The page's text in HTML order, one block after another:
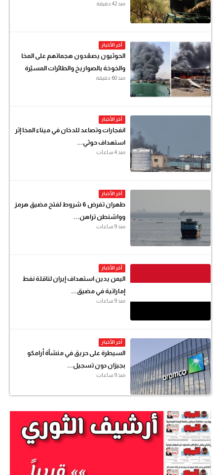
منذ 42 دقيقة
آخر الأخبار
الحوثيون يصعّدون هجماتهم على المخا
والخوخة بالصواريخ والطائرات المسيّرة
منذ 60 دقيقة
آخر الأخبار
انفجارات وتصاعد للدخان في ميناء المخا إثر
استهداف حوثي...
منذ 4 ساعات
آخر الأخبار
طهران تفرض 6 شروط لفتح مضيق هرمز
وواشنطن تراهن...
منذ 9 ساعات
آخر الأخبار
اليمن يدين استهداف إيران لناقلة نفط
إماراتية في مضيق...
منذ 9 ساعات
آخر الأخبار
السيطرة على حريق في منشأة أرامكو
بجيزان دون تسجيل...
منذ 9 ساعات